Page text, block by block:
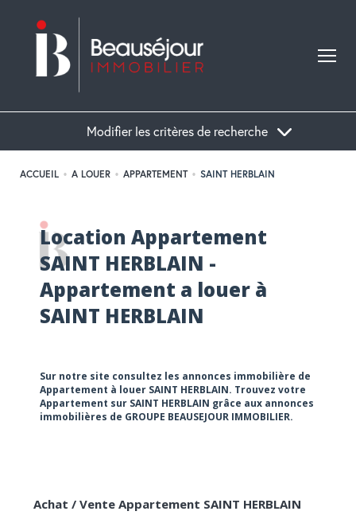
Modifier les critères de recherche
Localisation
ACCUEIL A LOUER APPARTEMENT SAINT HERBLAIN
Location Appartement
SAINT HERBLAIN -
Appartement a louer à
SAINT HERBLAIN
Sur notre site consultez les annonces immobilière de
Appartement à louer SAINT HERBLAIN. Trouvez votre
Appartement sur SAINT HERBLAIN grâce aux annonces
immobilières de GROUPE BEAUSEJOUR IMMOBILIER.
Achat / Vente Appartement SAINT HERBLAIN